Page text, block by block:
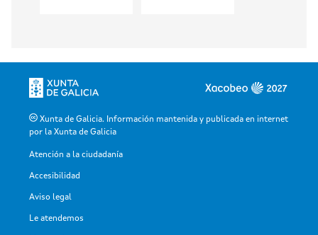
Xunta de Galicia. Información mantenida y publicada en internet
por la Xunta de Galicia
Atención a la ciudadanía
Accesibilidad
Aviso legal
Le atendemos